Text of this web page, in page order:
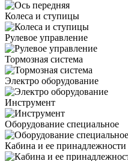
Колеса и ступицы
Рулевое управление
Тормозная система
Электро оборудование
Инструмент
Оборудование специальное
Кабина и ее принадлежности